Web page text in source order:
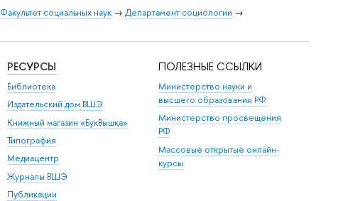
Факультет социальных наук → Департамент социологии →
РЕСУРСЫ
Библиотека
Издательский дом ВШЭ
Книжный магазин «БукВышка»
Типография
Медиацентр
Журналы ВШЭ
Публикации
ПОЛЕЗНЫЕ ССЫЛКИ
Министерство науки и
высшего образования РФ
Министерство просвещения
РФ
Массовые открытые онлайн-
курсы